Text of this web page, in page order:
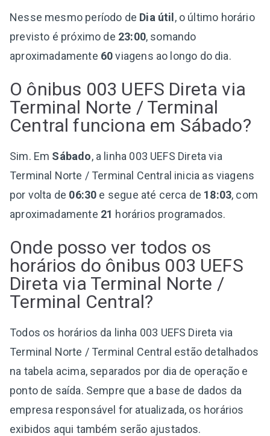
Nesse mesmo período de Dia útil, o último horário
previsto é próximo de 23:00, somando
aproximadamente 60viagens ao longo do dia.
O ônibus 003 UEFS Direta via
Terminal Norte / Terminal
Central funciona em Sábado?
Sim. Em Sábado, a linha 003 UEFS Direta via
Terminal Norte / Terminal Central inicia as viagens
por volta de 06:30 e segue até cerca de 18:03, com
aproximadamente 21 horários programados.
Onde posso ver todos os
horários do ônibus 003 UEFS
Direta via Terminal Norte /
Terminal Central?
Todos os horários da linha 003 UEFS Direta via
Terminal Norte / Terminal Central estão detalhados
na tabela acima, separados por dia de operação e
ponto de saída. Sempre que a base de dados da
empresa responsável for atualizada, os horários
exibidos aqui também serão ajustados.